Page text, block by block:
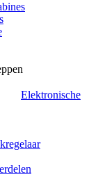
Elektronische